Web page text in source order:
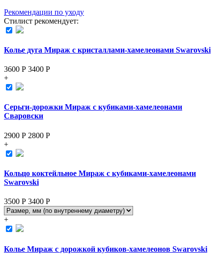
Рекомендации по уходу
Стилист рекомендует:
Колье дуга Мираж с кристаллами-хамелеонами Swarovski
3600 Р 3400 Р
+
Серьги-дорожки Мираж с кубиками-хамелеонами
Сваровски
2900 Р 2800 Р
+
Кольцо коктейльное Мираж с кубиками-хамелеонами
Swarovski
3500 Р 3400 Р
+
Колье Мираж с дорожкой кубиков-хамелеонов Swarovski